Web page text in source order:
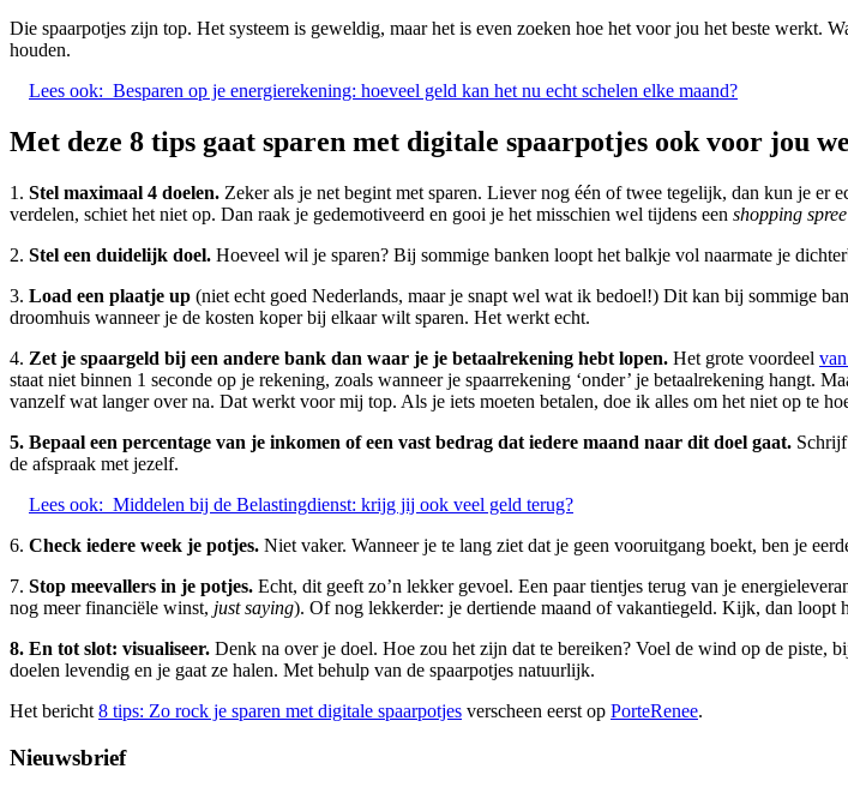
Die spaarpotjes zijn top. Het systeem is geweldig, maar het is even zoeken hoe het voor jou het beste werkt.
houden.
Lees ook: Besparen op je energierekening: hoeveel geld kan het nu echt schelen elke maand?
Met deze 8 tips gaat sparen met digitale spaarpotjes ook voor jou
1. Stel maximaal 4 doelen. Zeker als je net begint met sparen. Liever nog één of twee tegelijk, dan kun je er
verdelen, schiet het niet op. Dan raak je gedemotiveerd en gooi je het misschien wel tijdens een shopping spree
2. Stel een duidelijk doel. Hoeveel wil je sparen? Bij sommige banken loopt het balkje vol naarmate je
3. Load een plaatje up (niet echt goed Nederlands, maar je snapt wel wat ik bedoel!) Dit kan bij sommige
droomhuis wanneer je de kosten koper bij elkaar wilt sparen. Het werkt echt.
4. Zet je spaargeld bij een andere bank dan waar je je betaalrekening hebt lopen. Het grote voordeel
staat niet binnen 1 seconde op je rekening, zoals wanneer je spaarrekening ‘onder’ je betaalrekening hangt.
vanzelf wat langer over na. Dat werkt voor mij top. Als je iets moeten betalen, doe ik alles om het niet op te
5. Bepaal een percentage van je inkomen of een vast bedrag dat iedere maand naar dit doel gaat.
de afspraak met jezelf.
Lees ook: Middelen bij de Belastingdienst: krijg jij ook veel geld terug?
6. Check iedere week je potjes. Niet vaker. Wanneer je te lang ziet dat je geen vooruitgang boekt, ben je
7. Stop meevallers in je potjes. Echt, dit geeft zo’n lekker gevoel. Een paar tientjes terug van je
nog meer financiële winst, just saying). Of nog lekkerder: je dertiende maand of vakantiegeld. Kijk, dan loopt
8. En tot slot: visualiseer. Denk na over je doel. Hoe zou het zijn dat te bereiken? Voel de wind op de
doelen levendig en je gaat ze halen. Met behulp van de spaarpotjes natuurlijk.
Het bericht 8 tips: Zo rock je sparen met digitale spaarpotjes verscheen eerst op PorteRenee.
Nieuwsbrief